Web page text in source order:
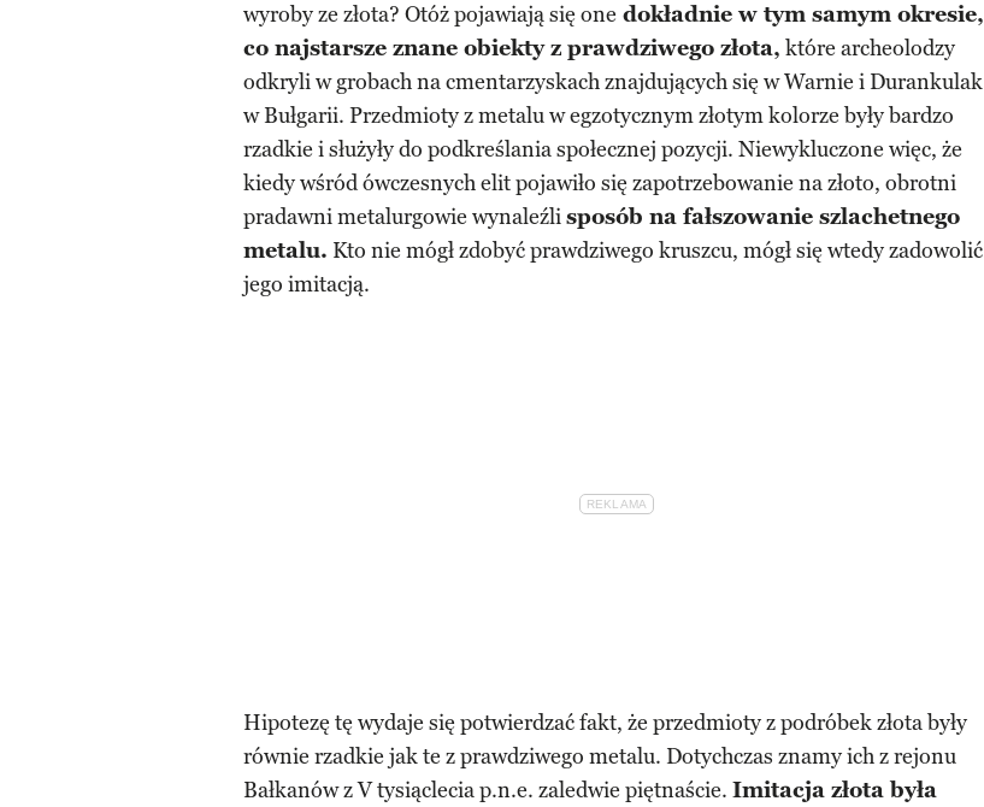
wyroby ze złota? Otóż pojawiają się one dokładnie w tym samym okresie,
co najstarsze znane obiekty z prawdziwego złota, które archeolodzy
odkryli w grobach na cmentarzyskach znajdujących się w Warnie i Durankulak
w Bułgarii. Przedmioty z metalu w egzotycznym złotym kolorze były bardzo
rzadkie i służyły do podkreślania społecznej pozycji. Niewykluczone więc, że
kiedy wśród ówczesnych elit pojawiło się zapotrzebowanie na złoto, obrotni
pradawni metalurgowie wynaleźlisposób na fałszowanie szlachetnego
metalu. Kto nie mógł zdobyć prawdziwego kruszcu, mógł się wtedy zadowolić
jego imitacją.
Hipotezę tę wydaje się potwierdzać fakt, że przedmioty z podróbek złota były
równie rzadkie jak te z prawdziwego metalu. Dotychczas znamy ich z rejonu
Bałkanów z V tysiąclecia p.n.e. zaledwie piętnaście. Imitacja złota była